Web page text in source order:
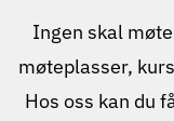
Ingen skal
møteplasser,
Hos oss kan du